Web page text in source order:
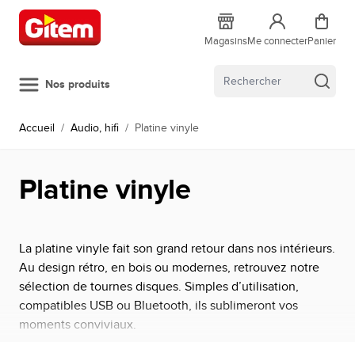
Allez au contenu
MagasinsMe connecterPanier
Nos produits
Accueil / Audio, hifi / Platine vinyle
Platine vinyle
La platine vinyle fait son grand retour dans nos intérieurs.
Au design rétro, en bois ou modernes, retrouvez notre
sélection de tournes disques. Simples d’utilisation,
compatibles USB ou Bluetooth, ils sublimeront vos
moments conviviaux.